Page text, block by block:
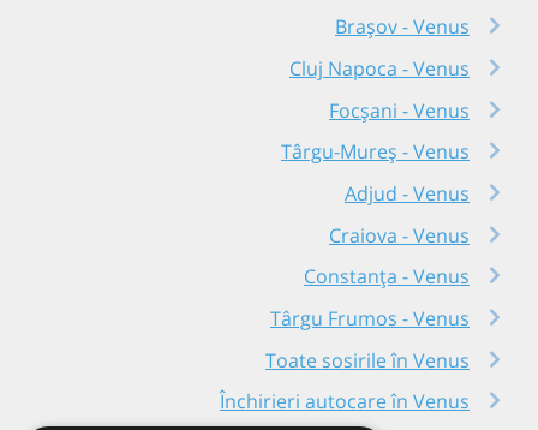
Brașov - Venus
Cluj Napoca - Venus
Focșani - Venus
Târgu-Mureș - Venus
Adjud - Venus
Craiova - Venus
Constanța - Venus
Târgu Frumos - Venus
Toate sosirile în Venus
Închirieri autocare în Venus